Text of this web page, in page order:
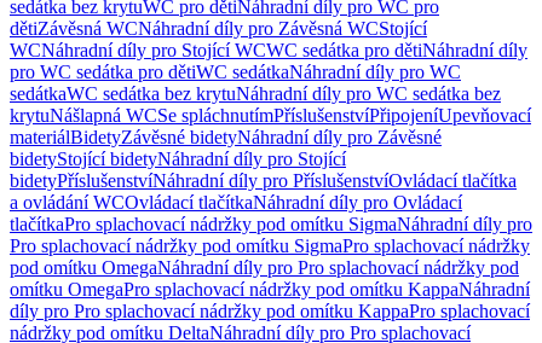
sedátka bez krytuWC pro dětiNáhradní díly pro WC pro
dětiZávěsná WCNáhradní díly pro Závěsná WCStojící
WCNáhradní díly pro Stojící WCWC sedátka pro dětiNáhradní díly
pro WC sedátka pro dětiWC sedátkaNáhradní díly pro WC
sedátkaWC sedátka bez krytuNáhradní díly pro WC sedátka bez
krytuNášlapná WCSe spláchnutímPříslušenstvíPřipojeníUpevňovací
materiálBidetyZávěsné bidetyNáhradní díly pro Závěsné
bidetyStojící bidetyNáhradní díly pro Stojící
bidetyPříslušenstvíNáhradní díly pro PříslušenstvíOvládací tlačítka
a ovládání WCOvládací tlačítkaNáhradní díly pro Ovládací
tlačítkaPro splachovací nádržky pod omítku SigmaNáhradní díly pro
Pro splachovací nádržky pod omítku SigmaPro splachovací nádržky
pod omítku OmegaNáhradní díly pro Pro splachovací nádržky pod
omítku OmegaPro splachovací nádržky pod omítku KappaNáhradní
díly pro Pro splachovací nádržky pod omítku KappaPro splachovací
nádržky pod omítku DeltaNáhradní díly pro Pro splachovací